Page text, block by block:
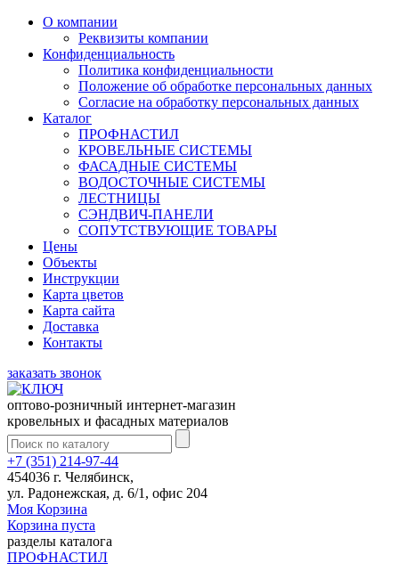
О компании
Реквизиты компании
Конфиденциальность
Политика конфиденциальности
Положение об обработке персональных данных
Согласие на обработку персональных данных
Каталог
ПРОФНАСТИЛ
КРОВЕЛЬНЫЕ СИСТЕМЫ
ФАСАДНЫЕ СИСТЕМЫ
ВОДОСТОЧНЫЕ СИСТЕМЫ
ЛЕСТНИЦЫ
СЭНДВИЧ-ПАНЕЛИ
СОПУТСТВУЮЩИЕ ТОВАРЫ
Цены
Объекты
Инструкции
Карта цветов
Карта сайта
Доставка
Контакты
заказать звонок
оптово-розничный интернет-магазин
кровельных и фасадных материалов
+7 (351) 214-97-44
454036 г. Челябинск,
ул. Радонежская, д. 6/1, офис 204
Моя Корзина
Корзина пуста
разделы каталога
ПРОФНАСТИЛ